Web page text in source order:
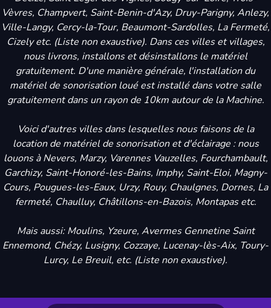
Vèvres, Champvert, Saint-Benin-d'Azy, Druy-Parigny, Anlezy,
Ville-Langy, Cercy-la-Tour, Beaumont-Sardolles, La Fermeté,
Cizely etc. (Liste non exaustive). Dans ces villes et villages,
nous livrons, installons et désinstallons le matériel
gratuitement. D'une manière générale, l'installation du
matériel de sonorisation loué est installé dans votre salle
gratuitement dans un rayon de 10km autour de la Machine.
Voici d'autres villes dans lesquelles nous faisons de la
location de matériel de sonorisation et d'éclairage : nous
louons à Nevers, Marzy, Varennes Vauzelles, Fourchambault,
Garchizy, Saint-Honoré-les-Bains, Imphy, Saint-Eloi, Magny-
Cours, Pougues-les-Eaux, Urzy, Rouy, Chaulgnes, Dornes, La
fermeté, Chaulluy, Châtillons-en-Bazois, Montapas etc.
Mais aussi: Moulins, Yzeure, Avermes Gennetine Saint
Ennemond, Chézy, Lusigny, Cozzaye, Lucenay-lès-Aix, Toury-
Lurcy, Le Breuil, etc. (Liste non exaustive).